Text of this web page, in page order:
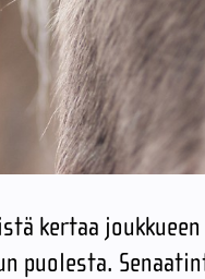
kertaa
puolesta.